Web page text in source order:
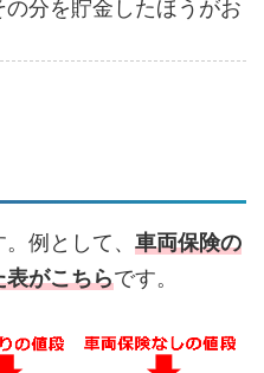
分を貯金したほうがお
。例として、 車両保険の
表がこちらです。